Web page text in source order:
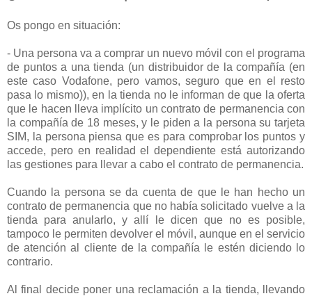
Os pongo en situación:
- Una persona va a comprar un nuevo móvil con el programa
de puntos a una tienda (un distribuidor de la compañía (en
este caso Vodafone, pero vamos, seguro que en el resto
pasa lo mismo)), en la tienda no le informan de que la oferta
que le hacen lleva implícito un contrato de permanencia con
la compañía de 18 meses, y le piden a la persona su tarjeta
SIM, la persona piensa que es para comprobar los puntos y
accede, pero en realidad el dependiente está autorizando
las gestiones para llevar a cabo el contrato de permanencia.
Cuando la persona se da cuenta de que le han hecho un
contrato de permanencia que no había solicitado vuelve a la
tienda para anularlo, y allí le dicen que no es posible,
tampoco le permiten devolver el móvil, aunque en el servicio
de atención al cliente de la compañía le estén diciendo lo
contrario.
Al final decide poner una reclamación a la tienda, llevando